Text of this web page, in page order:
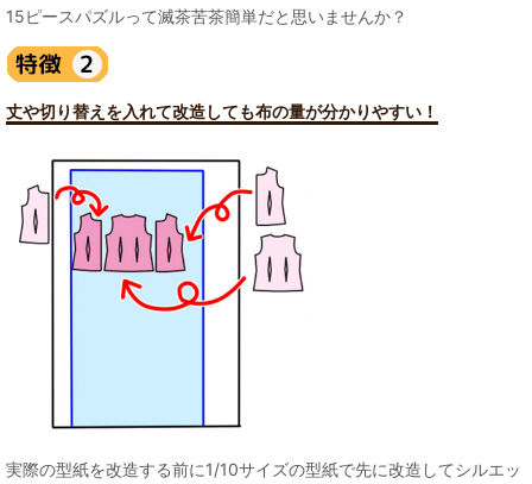
15ピースパズルって滅茶苦茶簡単だと思いませんか？
丈や切り替えを入れて改造しても布の量が分かりやすい！
実際の型紙を改造する前に1/10サイズの型紙で先に改造してシルエッ